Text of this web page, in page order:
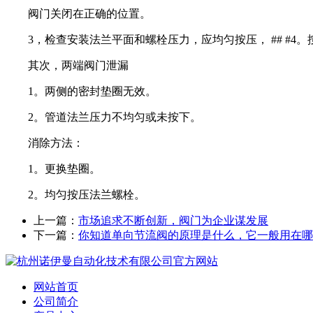
阀门关闭在正确的位置。
3，检查安装法兰平面和螺栓压力，应均匀按压， ## #4。
其次，两端阀门泄漏
1。两侧的密封垫圈无效。
2。管道法兰压力不均匀或未按下。
消除方法：
1。更换垫圈。
2。均匀按压法兰螺栓。
上一篇： 市场追求不断创新，阀门为企业谋发展
下一篇： 你知道单向节流阀的原理是什么，它一般用在哪
网站首页
公司简介